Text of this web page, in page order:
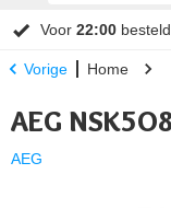
Voor 22:00
Vorige Home
AEG
AEG